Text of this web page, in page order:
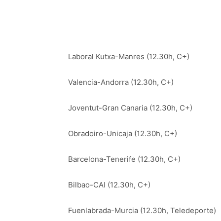
Laboral Kutxa-Manres (12.30h, C+)
Valencia-Andorra (12.30h, C+)
Joventut-Gran Canaria (12.30h, C+)
Obradoiro-Unicaja (12.30h, C+)
Barcelona-Tenerife (12.30h, C+)
Bilbao-CAI (12.30h, C+)
Fuenlabrada-Murcia (12.30h, Teledeporte)